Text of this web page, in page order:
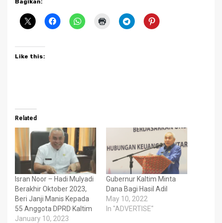
Bagikan:
Like this:
Related
Isran Noor – Hadi Mulyadi
Berakhir Oktober 2023,
Beri Janji Manis Kepada
55 Anggota DPRD Kaltim
January 10, 2023
Gubernur Kaltim Minta
Dana Bagi Hasil Adil
May 10, 2022
In "ADVERTISE"